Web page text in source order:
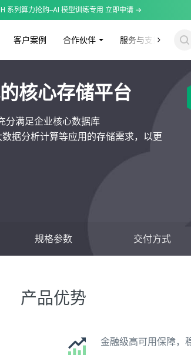
系列算力抢购--AI 模型训练专用 立即申请 →
客户案例 合作伙伴 服务与支持
核心存储平台
分满足企业核心数据库
据分析计算等应用的存储需求，以更
规格参数 交付方式
产品优势
金融级高可用保障，